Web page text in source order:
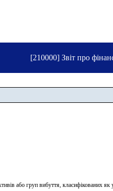
[210000] Звіт про
або груп вибуття, класифікованих